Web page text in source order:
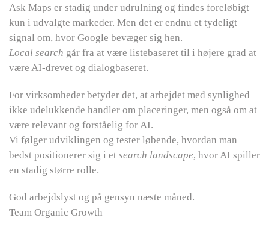
Ask Maps er stadig under udrulning og findes foreløbigt
kun i udvalgte markeder. Men det er endnu et tydeligt
signal om, hvor Google bevæger sig hen.
Local search går fra at være listebaseret til i højere grad at
være AI-drevet og dialogbaseret.
For virksomheder betyder det, at arbejdet med synlighed
ikke udelukkende handler om placeringer, men også om at
være relevant og forståelig for AI.
Vi følger udviklingen og tester løbende, hvordan man
bedst positionerer sig i et search landscape, hvor AI spiller
en stadig større rolle.
God arbejdslyst og på gensyn næste måned.
Team Organic Growth